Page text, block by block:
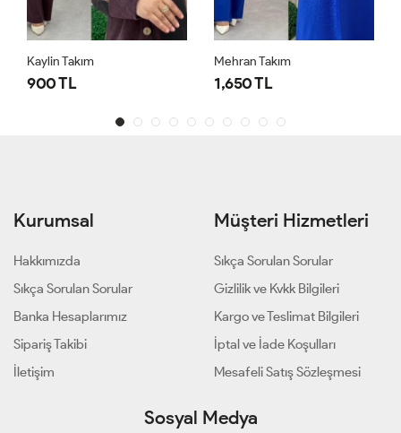
Kaylin Takım
900 TL
Mehran Takım
1,650 TL
Kurumsal
Hakkımızda
Sıkça Sorulan Sorular
Banka Hesaplarımız
Sipariş Takibi
İletişim
Müşteri Hizmetleri
Sıkça Sorulan Sorular
Gizlilik ve Kvkk Bilgileri
Kargo ve Teslimat Bilgileri
İptal ve İade Koşulları
Mesafeli Satış Sözleşmesi
Sosyal Medya